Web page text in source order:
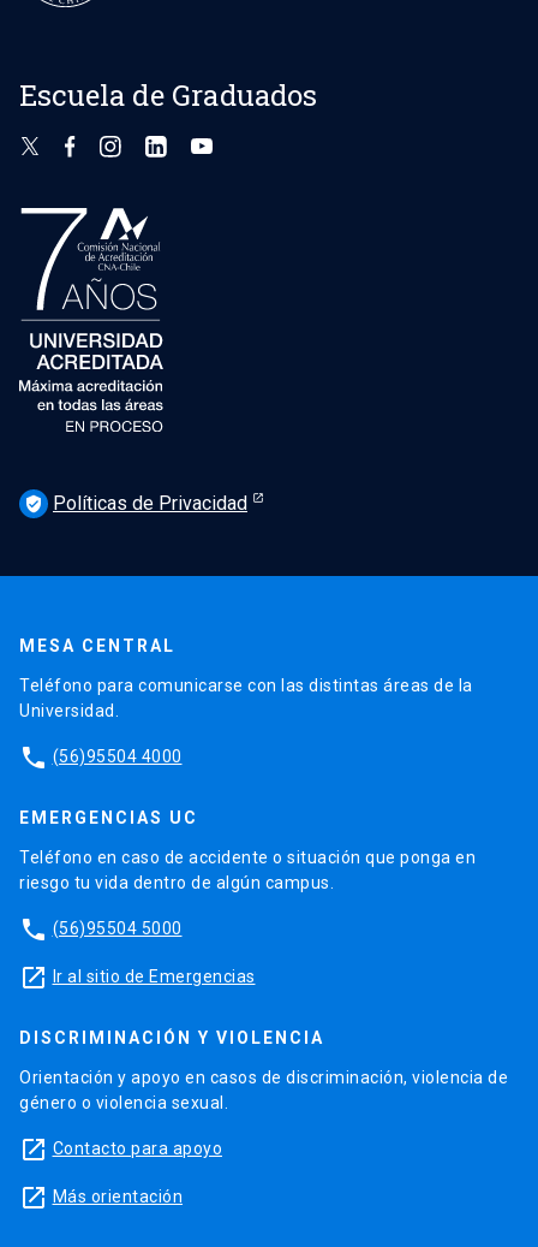
Escuela de Graduados
verified_user Políticas de Privacidad
MESA CENTRAL
Teléfono para comunicarse con las distintas áreas de la
Universidad.
phone (56)95504 4000
EMERGENCIAS UC
Teléfono en caso de accidente o situación que ponga en
riesgo tu vida dentro de algún campus.
phone (56)95504 5000
launch Ir al sitio de Emergencias
DISCRIMINACIÓN Y VIOLENCIA
Orientación y apoyo en casos de discriminación, violencia de
género o violencia sexual.
launch Contacto para apoyo
launch Más orientación